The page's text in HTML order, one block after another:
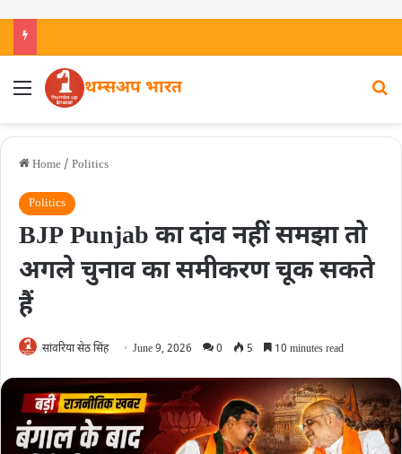
थम्सअप भारत
Home / Politics
Politics
BJP Punjab का दांव नहीं समझा तो
अगले चुनाव का समीकरण चूक सकते
हैं
सांवरिया सेठ सिंह June 9, 2026 0 5 10 minutes read